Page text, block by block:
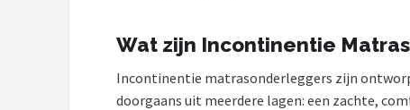
Wat zijn Incontinentie
Incontinentie matrasonderleggers zijn
doorgaans uit meerdere lagen: een zachte,